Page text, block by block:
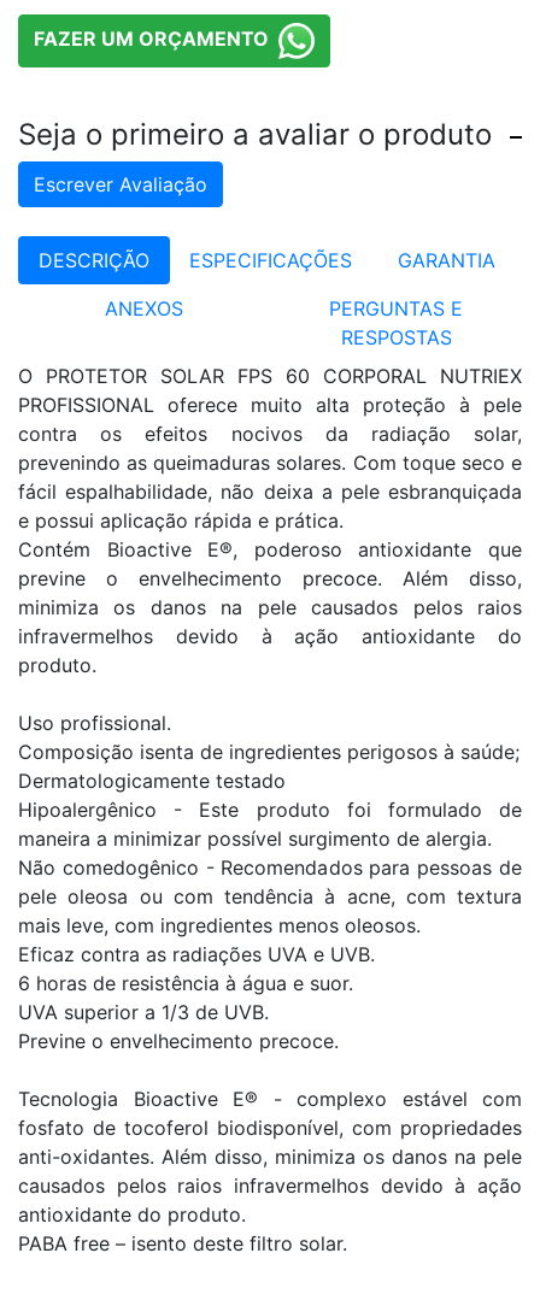
FAZER UM ORÇAMENTO
Seja o primeiro a avaliar o produto
Escrever Avaliação
DESCRIÇÃO ESPECIFICAÇÕES
GARANTIA
ANEXOS
PERGUNTAS E
RESPOSTAS
O PROTETOR SOLAR FPS 60 CORPORAL NUTRIEX
PROFISSIONAL oferece muito alta proteção à pele
contra os efeitos nocivos da radiação solar,
prevenindo as queimaduras solares. Com toque seco e
fácil espalhabilidade, não deixa a pele esbranquiçada
e possui aplicação rápida e prática.
Contém Bioactive E®, poderoso antioxidante que
previne o envelhecimento precoce. Além disso,
minimiza os danos na pele causados pelos raios
infravermelhos devido à ação antioxidante do
produto.
Uso profissional.
Composição isenta de ingredientes perigosos à saúde;
Dermatologicamente testado
Hipoalergênico - Este produto foi formulado de
maneira a minimizar possível surgimento de alergia.
Não comedogênico - Recomendados para pessoas de
pele oleosa ou com tendência à acne, com textura
mais leve, com ingredientes menos oleosos.
Eficaz contra as radiações UVA e UVB.
6 horas de resistência à água e suor.
UVA superior a 1/3 de UVB.
Previne o envelhecimento precoce.
Tecnologia Bioactive E® - complexo estável com
fosfato de tocoferol biodisponível, com propriedades
anti-oxidantes. Além disso, minimiza os danos na pele
causados pelos raios infravermelhos devido à ação
antioxidante do produto.
PABA free – isento deste filtro solar.